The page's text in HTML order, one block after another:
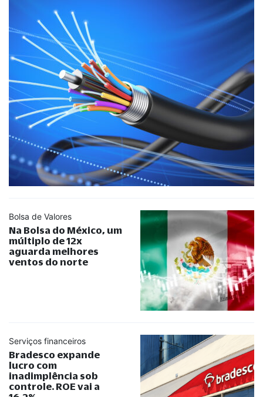
Bolsa de Valores
Na Bolsa do México, um
múltiplo de 12x
aguarda melhores
ventos do norte
Serviços financeiros
Bradesco expande
lucro com
inadimplência sob
controle. ROE vai a